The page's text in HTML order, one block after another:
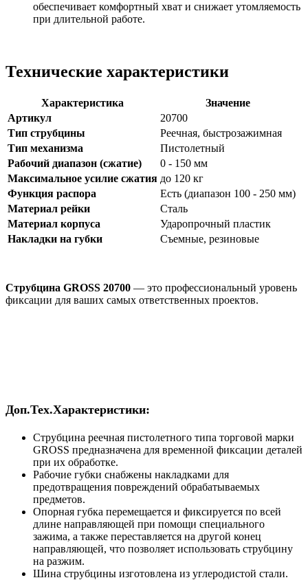
обеспечивает комфортный хват и снижает утомляемость
при длительной работе.
Технические характеристики
Характеристика
Значение
Артикул
20700
Тип струбцины
Реечная, быстрозажимная
Тип механизма
Пистолетный
Рабочий диапазон (сжатие)
0 - 150 мм
Максимальное усилие сжатия до 120 кг
Функция распора
Есть (диапазон 100 - 250 мм)
Материал рейки
Сталь
Материал корпуса
Ударопрочный пластик
Накладки на губки
Съемные, резиновые
Струбцина GROSS 20700 — это профессиональный уровень
фиксации для ваших самых ответственных проектов.
Доп.Тех.Характеристики:
Струбцина реечная пистолетного типа торговой марки
GROSS предназначена для временной фиксации деталей
при их обработке.
Рабочие губки снабжены накладками для
предотвращения повреждений обрабатываемых
предметов.
Опорная губка перемещается и фиксируется по всей
длине направляющей при помощи специального
зажима, а также переставляется на другой конец
направляющей, что позволяет использовать струбцину
на разжим.
Шина струбцины изготовлена из углеродистой стали.